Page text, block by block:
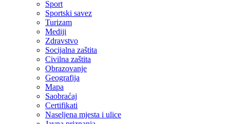
Sport
Sportski savez
Turizam
Mediji
Zdravstvo
Socijalna zaštita
Civilna zaštita
Obrazovanje
Geografija
Mapa
Saobraćaj
Certifikati
Naseljena mjesta i ulice